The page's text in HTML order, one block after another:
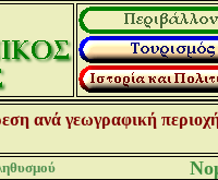
ανά γεωγραφική